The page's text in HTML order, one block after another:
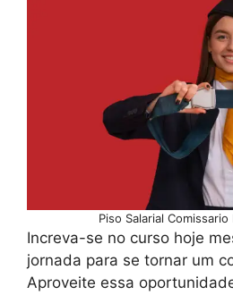
Piso Salarial
Increva-se no curso hoje
jornada para se tornar um
Aproveite essa